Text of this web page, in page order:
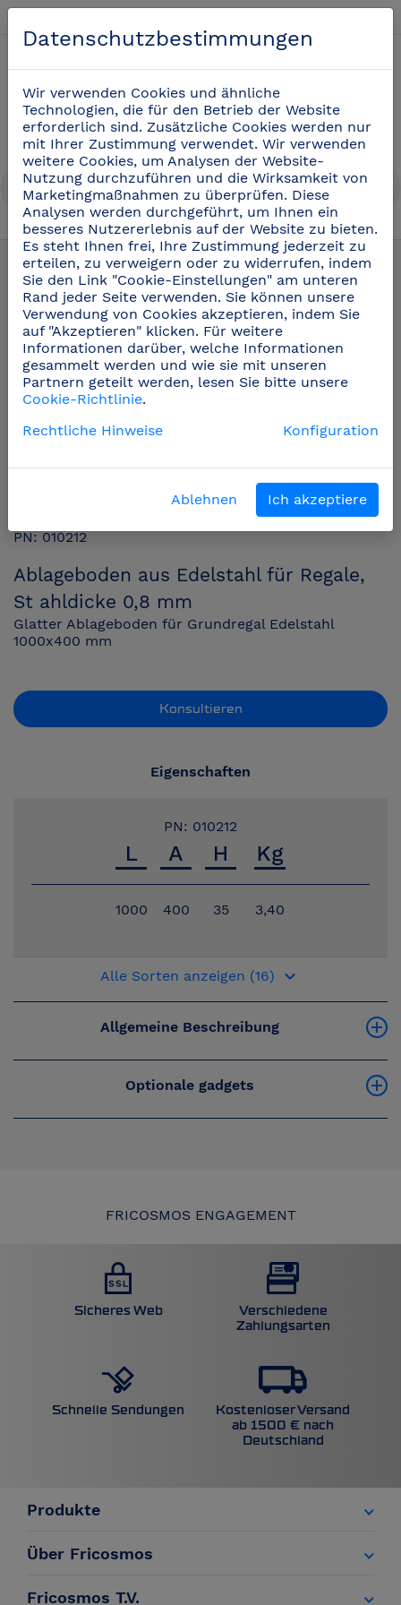
Regale aus Edelstahl (15)
PN: 010212
Ablageboden aus Edelstahl für Regale,
St ahldicke 0,8 mm
Glatter Ablageboden für Grundregal Edelstahl
1000x400 mm
Konsultieren
Eigenschaften
PN: 010212
1000 400 35 3,40
Alle Sorten anzeigen (16) keyboard_arrow_down
Allgemeine Beschreibung
Optionale gadgets
FRICOSMOS ENGAGEMENT
Sicheres Web
Verschiedene
Zahlungsarten
Schnelle Sendungen
Kostenloser Versand
ab 1500 € nach
Deutschland
Produkte
Über Fricosmos
Fricosmos T.V.
Datenschutzbestimmungen
Wir verwenden Cookies und ähnliche
Technologien, die für den Betrieb der Website
erforderlich sind. Zusätzliche Cookies werden nur
mit Ihrer Zustimmung verwendet. Wir verwenden
weitere Cookies, um Analysen der Website-
Nutzung durchzuführen und die Wirksamkeit von
Marketingmaßnahmen zu überprüfen. Diese
Analysen werden durchgeführt, um Ihnen ein
besseres Nutzererlebnis auf der Website zu bieten.
Es steht Ihnen frei, Ihre Zustimmung jederzeit zu
erteilen, zu verweigern oder zu widerrufen, indem
Sie den Link "Cookie-Einstellungen" am unteren
Rand jeder Seite verwenden. Sie können unsere
Verwendung von Cookies akzeptieren, indem Sie
auf "Akzeptieren" klicken. Für weitere
Informationen darüber, welche Informationen
gesammelt werden und wie sie mit unseren
Partnern geteilt werden, lesen Sie bitte unsere
Cookie-Richtlinie.
Rechtliche Hinweise
Konfiguration
Ablehnen Ich akzeptiere